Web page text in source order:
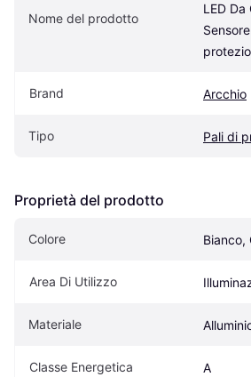
Nome del prodotto
LED Da
Brand Arcchio
Tipo Pali di
Proprietà del prodotto
Colore Bianco,
Area Di Utilizzo
Materiale
Classe Energetica A